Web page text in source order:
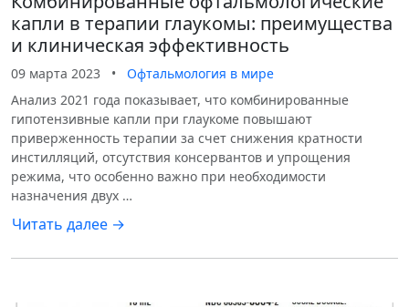
капли в терапии глаукомы: преимущества
и клиническая эффективность
09 марта 2023 •
Офтальмология в мире
Анализ 2021 года показывает, что комбинированные
гипотензивные капли при глаукоме повышают
приверженность терапии за счет снижения кратности
инстилляций, отсутствия консервантов и упрощения
режима, что особенно важно при необходимости
назначения двух …
Читать далее →